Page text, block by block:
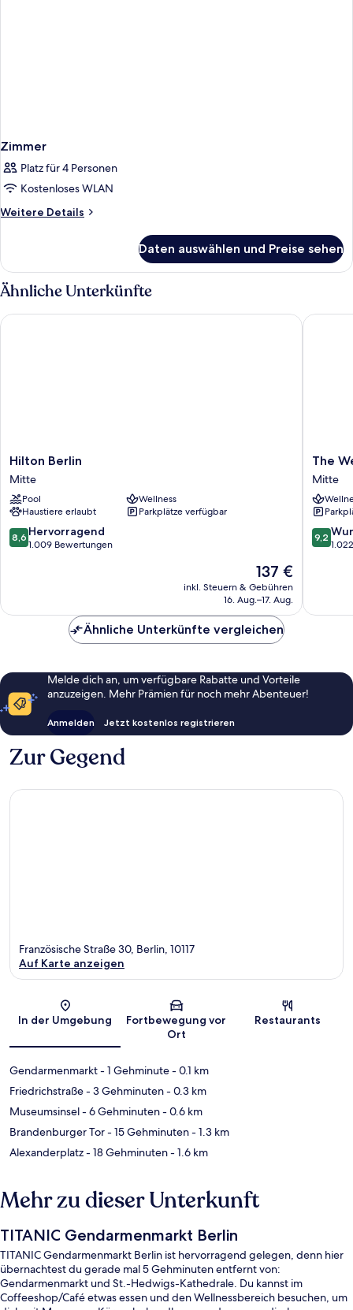
Zimmer
Platz für 4 Personen
Kostenloses WLAN
Weitere Details
Weitere
Daten auswählen und Preise sehen
Ähnliche Unterkünfte
Hilton
Berlin
Mitte
Hilton Berlin
Mitte
Pool
Wellness
Haustiere erlaubt
Parkplätze verfügbar
8.6
von
8,6 Hervorragend
1.009 Bewertungen
Der
Preis
beträgt
137 €
inkl. Steuern & Gebühren
16. Aug.–17. Aug.
Hilton Berlin
The
Westin
Grand
Berlin
Mitte
The
Mitte
9.2
von
9,2
The
Ähnliche Unterkünfte vergleichen
Melde dich an, um verfügbare Rabatte und Vorteile
anzuzeigen. Mehr Prämien für noch mehr Abenteuer!
Anmelden Jetzt kostenlos registrieren
Zur Gegend
Karte
Französische Straße 30, Berlin, 10117
Auf Karte anzeigen
In der Umgebung
Fortbewegung vor
Ort
Restaurants
Gendarmenmarkt- 1 Gehminute- 0.1 km
Friedrichstraße- 3 Gehminuten- 0.3 km
Museumsinsel- 6 Gehminuten- 0.6 km
Brandenburger Tor- 15 Gehminuten- 1.3 km
Alexanderplatz- 18 Gehminuten- 1.6 km
Mehr zu dieser Unterkunft
TITANIC Gendarmenmarkt Berlin
TITANIC Gendarmenmarkt Berlin ist hervorragend gelegen, denn hier
übernachtest du gerade mal 5 Gehminuten entfernt von:
Gendarmenmarkt und St.-Hedwigs-Kathedrale. Du kannst im
Coffeeshop/Café etwas essen und den Wellnessbereich besuchen, um